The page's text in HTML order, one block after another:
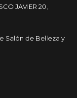
JAVIER 20,
Salón de Belleza y